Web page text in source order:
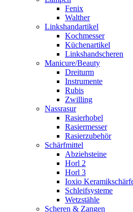
Fenix
Walther
Linkshandartikel
Kochmesser
Küchenartikel
Linkshandscheren
Manicure/Beauty
Dreiturm
Instrumente
Rubis
Zwilling
Nassrasur
Rasierhobel
Rasiermesser
Rasierzubehör
Schärfmittel
Abziehsteine
Horl 2
Horl 3
Ioxio
Schleifsysteme
Wetzstähle
Scheren & Zangen